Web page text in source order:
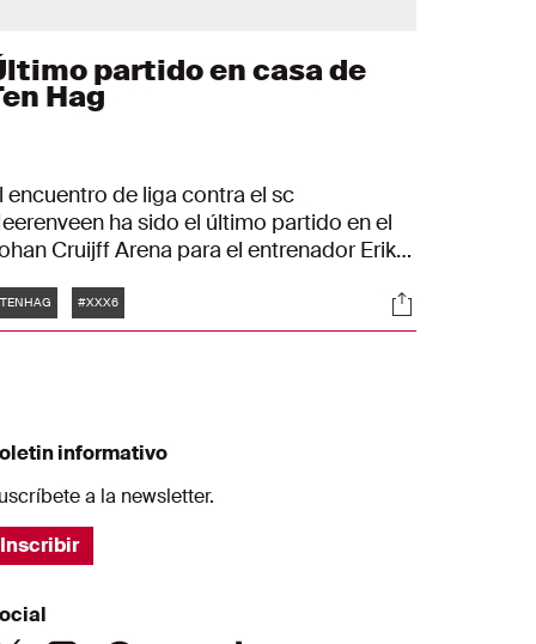
partido en casa de
Hag
encuentro de liga contra el sc
ha sido el último partido en el
Cruijff Arena para el entrenador Erik
su 36º título de liga y en el que
técnico ha celebrado su tercer
#XXX6 Sociales
informativo
a la newsletter.
Inscribir